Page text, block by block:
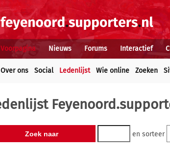
Voorpagina Nieuws Forums Interactief
Over ons Social Ledenlijst Wie online Zoeken
en sorteer